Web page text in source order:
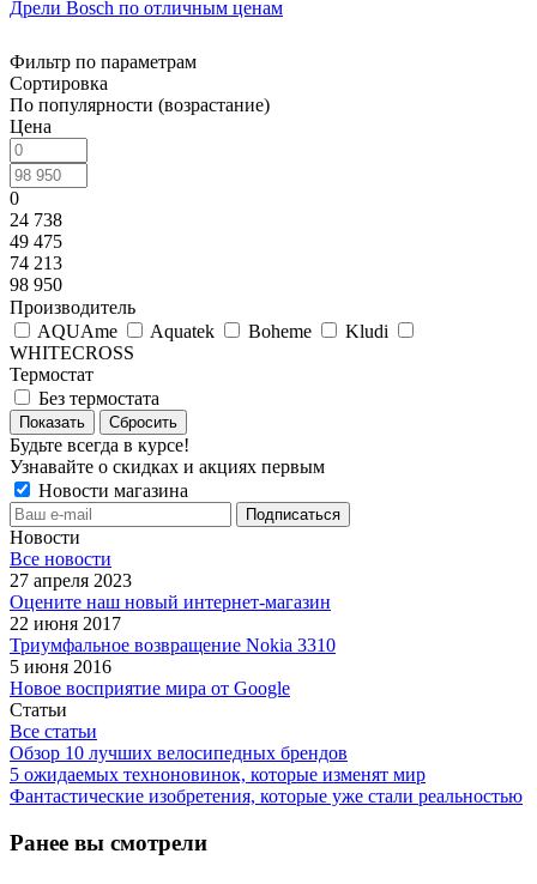
Дрели Bosch по отличным ценам
Фильтр по параметрам
Сортировка
По популярности (возрастание)
Цена
0
24 738
49 475
74 213
98 950
Производитель
AQUAme
Aquatek Boheme
Kludi
WHITECROSS
Термостат
Без термостата
Сбросить
Будьте всегда в курсе!
Узнавайте о скидках и акциях первым
Новости магазина
Новости
Все новости
27 апреля 2023
Оцените наш новый интернет-магазин
22 июня 2017
Триумфальное возвращение Nokia 3310
5 июня 2016
Новое восприятие мира от Google
Статьи
Все статьи
Обзор 10 лучших велосипедных брендов
5 ожидаемых техноновинок, которые изменят мир
Фантастические изобретения, которые уже стали реальностью
Ранее вы смотрели